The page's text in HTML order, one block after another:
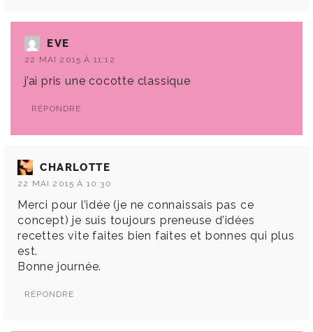
EVE
22 MAI 2015 À 11:12
j’ai pris une cocotte classique
RÉPONDRE
CHARLOTTE
22 MAI 2015 À 10:30
Merci pour l’idée (je ne connaissais pas ce
concept) je suis toujours preneuse d’idées
recettes vite faites bien faites et bonnes qui plus
est.
Bonne journée.
RÉPONDRE